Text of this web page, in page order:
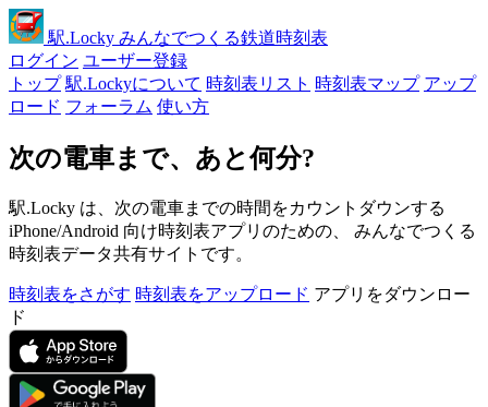
駅.Locky みんなでつくる鉄道時刻表
ログイン ユーザー登録
トップ 駅.Lockyについて 時刻表リスト 時刻表マップ アップ
ロード フォーラム 使い方
次の電車まで、あと何分?
駅.Locky は、次の電車までの時間をカウントダウンする
iPhone/Android 向け時刻表アプリのための、 みんなでつくる
時刻表データ共有サイトです。
時刻表をさがす 時刻表をアップロード アプリをダウンロー
ド